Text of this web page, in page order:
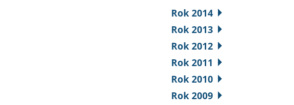
Rok 2014
Rok 2013
Rok 2012
Rok 2011
Rok 2010
Rok 2009